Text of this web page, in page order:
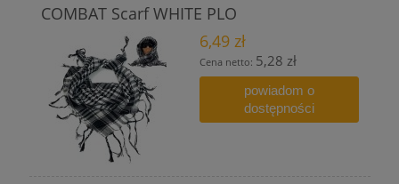
COMBAT Scarf WHITE PLO
6,49 zł
Cena netto: 5,28 zł
powiadom o
dostępności